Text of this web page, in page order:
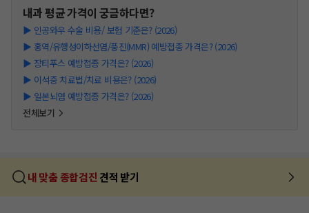
내과평균 가격이 궁금하다면?
▶ 인공와우 수술 비용/ 보험 기준은? (2026)
▶ 홍역/유행성이하선염/풍진(MMR) 예방접종 가격은? (2026)
▶ 장티푸스 예방접종 가격은? (2026)
▶ 이석증 치료법/치료 비용은? (2026)
▶ 일본뇌염 예방접종 가격은? (2026)
전체보기
내 맞춤 종합검진 견적 받기